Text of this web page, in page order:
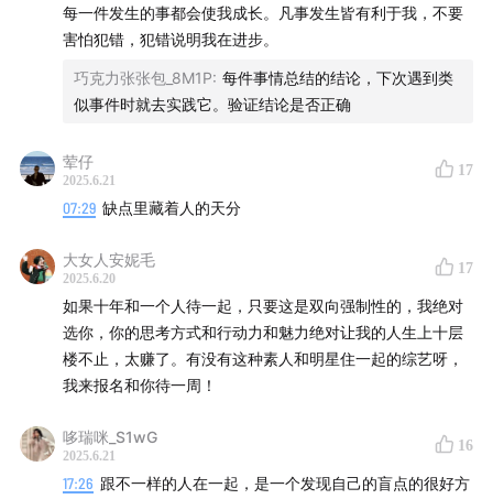
14.一个时刻总是自我剖析和反思的人，一个在亲密关系里迷
糊和试图理清的人。这个人道德感高，边界感强，怕辜负别
每一件发生的事都会使我成长。凡事发生皆有利于我，不要
害怕犯错，犯错说明我在进步。
巧克力张张包_8M1P: 每件事情总结的结论，下次遇到类
似事件时就去实践它。验证结论是否正确
荤仔
2025.6.21
17
07:29 缺点里藏着人的天分
大女人安妮毛
2025.6.20
17
如果十年和一个人待一起，只要这是双向强制性的，我绝对
选你，你的思考方式和行动力和魅力绝对让我的人生上十层
楼不止，太赚了。有没有这种素人和明星住一起的综艺呀，
我来报名和你待一周！
哆瑞咪_S1wG
2025.6.21
16
17:26 跟不一样的人在一起，是一个发现自己的盲点的很好方